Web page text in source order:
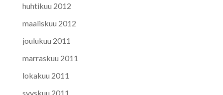
huhtikuu 2012
maaliskuu 2012
joulukuu 2011
marraskuu 2011
lokakuu 2011
syyskuu 2011